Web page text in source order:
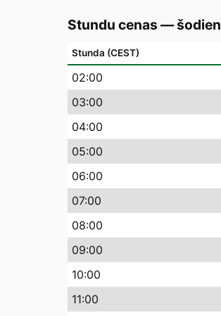
Stundu cenas — šodien
Stunda (CEST)
02:00
03:00
04:00
05:00
06:00
07:00
08:00
09:00
10:00
11:00